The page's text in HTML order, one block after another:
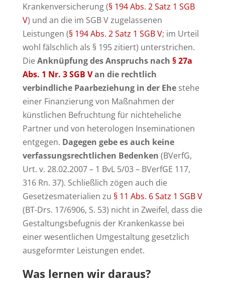
Krankenversicherung (§ 194 Abs. 2 Satz 1 SGB
V) und an die im SGB V zugelassenen
Leistungen (§ 194 Abs. 2 Satz 1 SGB V; im Urteil
wohl fälschlich als § 195 zitiert) unterstrichen.
DieAnknüpfung des Anspruchs nach § 27a
Abs. 1 Nr. 3 SGB Van die rechtlich
verbindliche Paarbeziehung in der Ehestehe
einer Finanzierung von Maßnahmen der
künstlichen Befruchtung für nichteheliche
Partner und von heterologen Inseminationen
entgegen. Dagegen gebe es auch keine
verfassungsrechtlichen Bedenken (BVerfG,
Urt. v. 28.02.2007 – 1 BvL 5/03 – BVerfGE 117,
316 Rn. 37). Schließlich zögen auch die
Gesetzesmaterialien zu § 11 Abs. 6 Satz 1 SGB V
(BT-Drs. 17/6906, S. 53) nicht in Zweifel, dass die
Gestaltungsbefugnis der Krankenkasse bei
einer wesentlichen Umgestaltung gesetzlich
ausgeformter Leistungen endet.
Was lernen wir daraus?